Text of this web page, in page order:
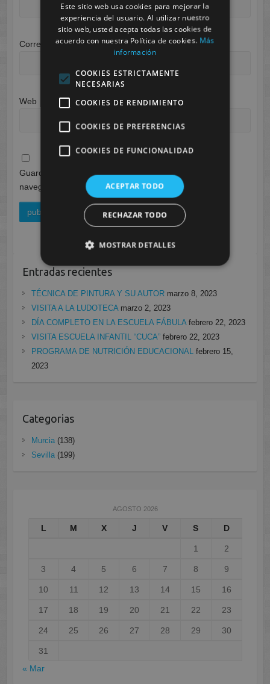
Correo electrónico*
Web
Guarda mi nombre, correo electrónico y web en este
navegador para la próxima vez que comente.
Entradas recientes
TÉCNICA DE PINTURA Y SU AUTOR marzo 8, 2023
VISITA A LA LUDOTECA marzo 2, 2023
DÍA COMPLETO EN LA ESCUELA FÁBULA febrero 22, 2023
VISITA ESCUELA INFANTIL “CUCA” febrero 22, 2023
PROGRAMA DE NUTRICIÓN EDUCACIONAL febrero 15,
2023
Categorias
Murcia(138)
Sevilla(199)
AGOSTO 2026
L M X J V S D
1 2
3 4 5 6 7 8 9
10 11 12 13 14 15 16
17 18 19 20 21 22 23
24 25 26 27 28 29 30
31
« Mar
Este sitio web usa cookies para mejorar la
experiencia del usuario. Al utilizar nuestro
sitio web, usted acepta todas las cookies de
acuerdo con nuestra Política de cookies. Más
información
COOKIES ESTRICTAMENTE
NECESARIAS
COOKIES DE RENDIMIENTO
COOKIES DE PREFERENCIAS
COOKIES DE FUNCIONALIDAD
ACEPTAR TODO
RECHAZAR TODO
MOSTRAR DETALLES